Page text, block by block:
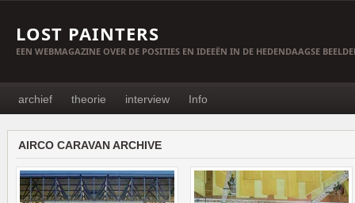
LOST PAINTERS
EEN WEBMAGAZINE OVER DE POSITIES EN IDEEËN IN DE HEDENDAAGSE
archief theorie interview Info
AIRCO CARAVAN ARCHIVE